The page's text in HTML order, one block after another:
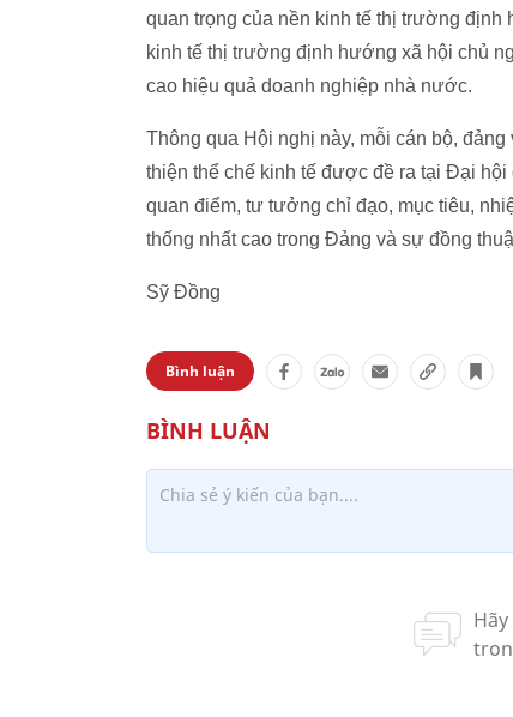
quan trọng của nền kinh tế thị trường
kinh tế thị trường định hướng xã hội chủ
cao hiệu quả doanh nghiệp nhà nước.
Thông qua Hội nghị này, mỗi cán bộ,
thiện thể chế kinh tế được đề ra tại Đại
quan điểm, tư tưởng chỉ đạo, mục tiêu,
thống nhất cao trong Đảng và sự đồng
Sỹ Đồng
Bình luận